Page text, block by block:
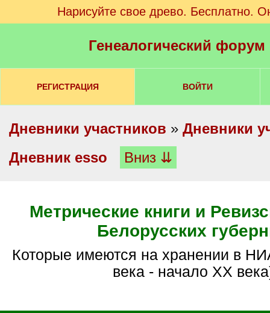
Нарисуйте свое древо. Бесплатно.
Генеалогический
РЕГИСТРАЦИЯ ВОЙТИ
Дневники участников » Дневники
Дневник esso
Вниз ⇊
Метрические книги и
Белорусских
Которые имеются на хранении в НИАБ (конец XVIII
века - начало XX